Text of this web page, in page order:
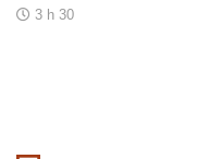
3 h 30